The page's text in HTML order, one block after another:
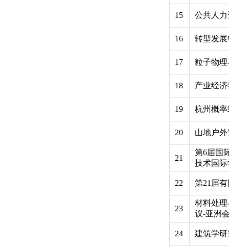
15 公共人
16 转型发
17 粒子物
18 产业经
19 杭州概
20 山地户
21
第6届国
技术国
22 第21届
23
材料处
议-亚洲
24 建筑学